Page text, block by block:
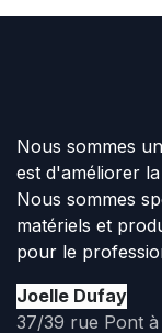
Nous sommes
est d'améliorer
Nous sommes
matériels et
pour le
Joelle Dufay
37/39 rue Pont